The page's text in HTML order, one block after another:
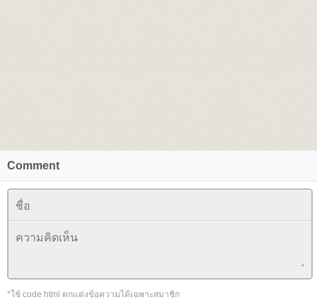
Comment
*ใช้ code html ตกแต่งข้อความได้เฉพาะสมาชิก